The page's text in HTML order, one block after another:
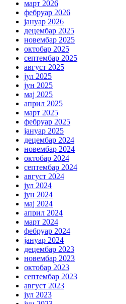
март 2026
фебруар 2026
јануар 2026
децембар 2025
новембар 2025
октобар 2025
септембар 2025
август 2025
јул 2025
јун 2025
мај 2025
април 2025
март 2025
фебруар 2025
јануар 2025
децембар 2024
новембар 2024
октобар 2024
септембар 2024
август 2024
јул 2024
јун 2024
мај 2024
април 2024
март 2024
фебруар 2024
јануар 2024
децембар 2023
новембар 2023
октобар 2023
септембар 2023
август 2023
јул 2023